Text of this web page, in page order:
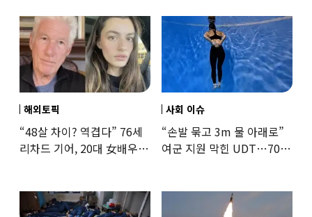
해외토픽
“48살 차이? 역겹다” 76세
리차드 기어, 20대 女배우와
사회 이슈
“손발 묶고 3m 물 아래로”
여군 지원 막힌 UDT…707